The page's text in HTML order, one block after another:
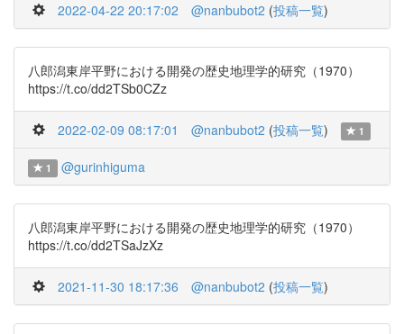
2022-04-22 20:17:02 @nanbubot2 (投稿一覧)
八郎潟東岸平野における開発の歴史地理学的研究（1970）
https://t.co/dd2TSb0CZz
2022-02-09 08:17:01 @nanbubot2 (投稿一覧) 1
1 @gurinhiguma
八郎潟東岸平野における開発の歴史地理学的研究（1970）
https://t.co/dd2TSaJzXz
2021-11-30 18:17:36 @nanbubot2 (投稿一覧)